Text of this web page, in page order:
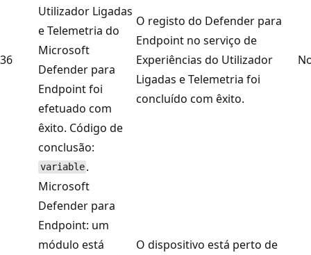
36
Utilizador Ligadas
e Telemetria do
Microsoft
Defender para
Endpoint foi
efetuado com
êxito. Código de
conclusão:
variable .
O registo do Defender para
Endpoint no serviço de
Experiências do Utilizador
Ligadas e Telemetria foi
concluído com êxito.
Microsoft
Defender para
Endpoint: um
módulo está
O dispositivo está perto de